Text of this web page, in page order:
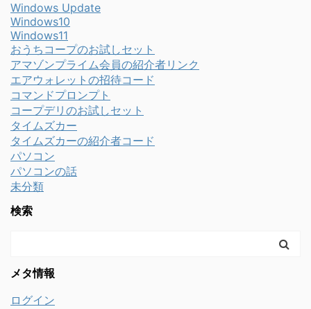
Windows Update
Windows10
Windows11
おうちコープのお試しセット
アマゾンプライム会員の紹介者リンク
エアウォレットの招待コード
コマンドプロンプト
コープデリのお試しセット
タイムズカー
タイムズカーの紹介者コード
パソコン
パソコンの話
未分類
検索
メタ情報
ログイン